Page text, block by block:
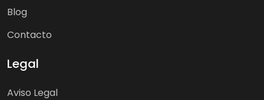
Blog
Contacto
Legal
Aviso Legal